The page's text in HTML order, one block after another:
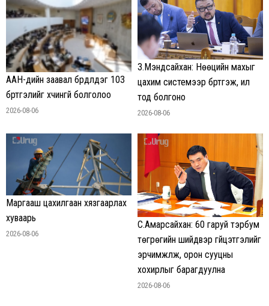
ААН-үүдийн заавал бүрдүүлдэг 103
бүртгэлийг хүчингүй болголоо
2026-08-06
З.Мэндсайхан: Нөөцийн махыг
цахим системээр бүртгэж, ил
тод болгоно
2026-08-06
Маргааш цахилгаан хязгаарлах
хуваарь
2026-08-06
С.Амарсайхан: 60 гаруй тэрбум
төгрөгийн шийдвэр гүйцэтгэлийг
эрчимжүүлж, орон сууцны
хохирлыг барагдуулна
2026-08-06